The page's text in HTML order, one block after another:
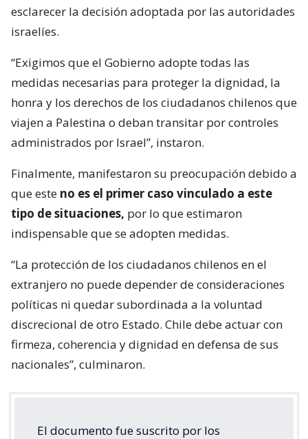
esclarecer la decisión adoptada por las autoridades
israelíes.
“Exigimos que el Gobierno adopte todas las
medidas necesarias para proteger la dignidad, la
honra y los derechos de los ciudadanos chilenos que
viajen a Palestina o deban transitar por controles
administrados por Israel”, instaron.
Finalmente, manifestaron su preocupación debido a
que este no es el primer caso vinculado a este
tipo de situaciones, por lo que estimaron
indispensable que se adopten medidas.
“La protección de los ciudadanos chilenos en el
extranjero no puede depender de consideraciones
políticas ni quedar subordinada a la voluntad
discrecional de otro Estado. Chile debe actuar con
firmeza, coherencia y dignidad en defensa de sus
nacionales”, culminaron.
El documento fue suscrito por los